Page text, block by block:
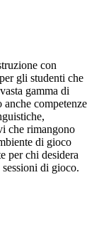
con
gli studenti che
gamma di
competenze
che rimangono
di gioco
per chi desidera
di gioco.